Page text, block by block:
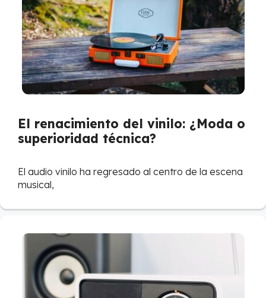
El renacimiento del vinilo: ¿Moda o
superioridad técnica?
El audio vinilo ha regresado al centro de la escena
musical,